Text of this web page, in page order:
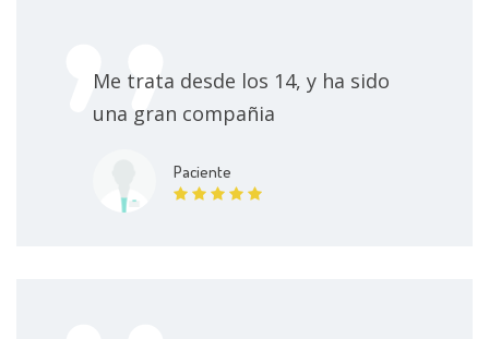
Me trata desde los 14, y ha sido
una gran compañia
Paciente